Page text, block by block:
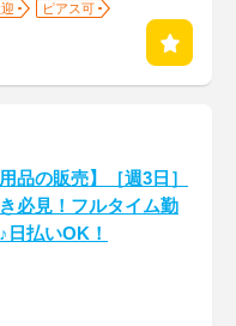
ピアス可
品の販売】［週3日］
必見！フルタイム勤
日払いOK！